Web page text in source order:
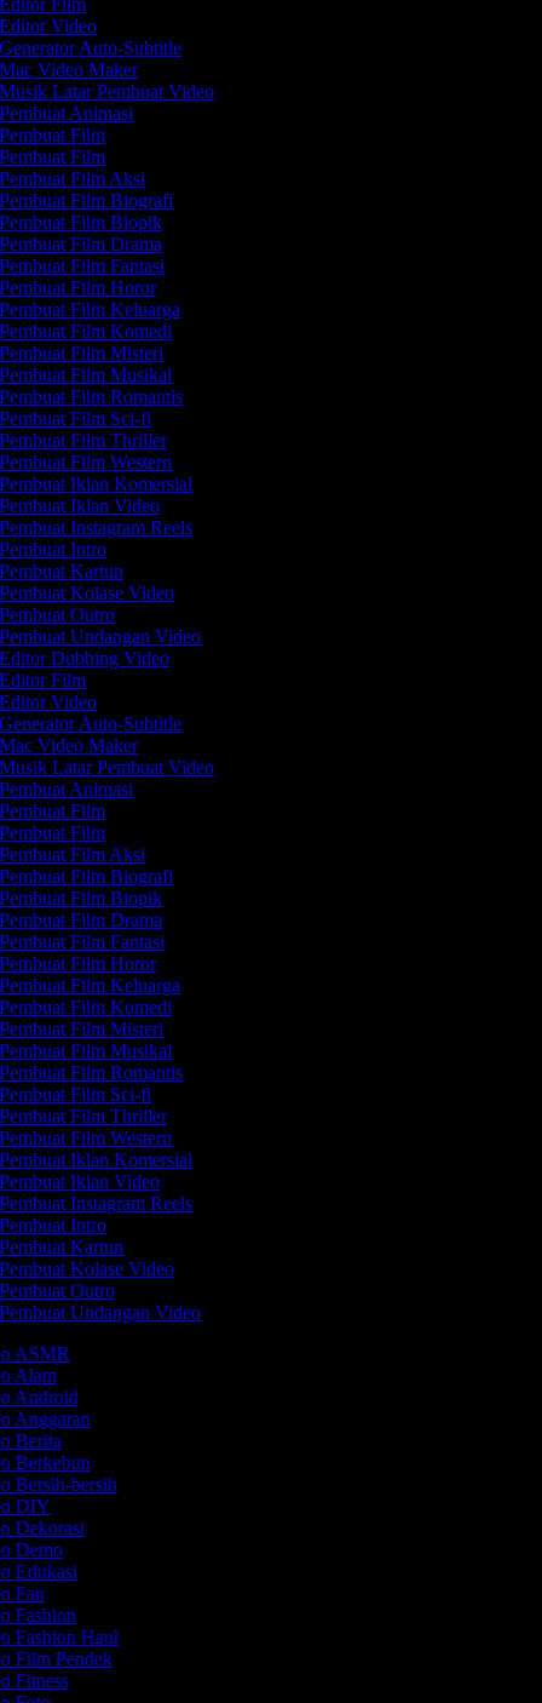
Film
Video
Auto-Subtitle
Video Maker
Latar Pembuat Video
Animasi
Film
Film
Film Aksi
Film Biografi
Film Biopik
Film Drama
Film Fantasi
Film Horor
Film Keluarga
Film Komedi
Film Misteri
Film Musikal
Film Romantis
Film Sci-fi
Film Thriller
Film Western
Iklan Komersial
Iklan Video
Instagram Reels
Intro
Kartun
Kolase Video
Outro
Undangan Video
Dubbing Video
Film
Video
Auto-Subtitle
Video Maker
Latar Pembuat Video
Animasi
Film
Film
Film Aksi
Film Biografi
Film Biopik
Film Drama
Film Fantasi
Film Horor
Film Keluarga
Film Komedi
Film Misteri
Film Musikal
Film Romantis
Film Sci-fi
Film Thriller
Film Western
Iklan Komersial
Iklan Video
Instagram Reels
Intro
Kartun
Kolase Video
Outro
Undangan Video
ASMR
Alam
Android
Anggaran
Berita
Berkebun
Bersih-bersih
DIY
Dekorasi
Demo
Edukasi
Fan
Fashion
Fashion Haul
Film Pendek
Fitness